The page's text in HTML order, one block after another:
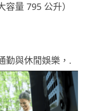
量 795 公升）